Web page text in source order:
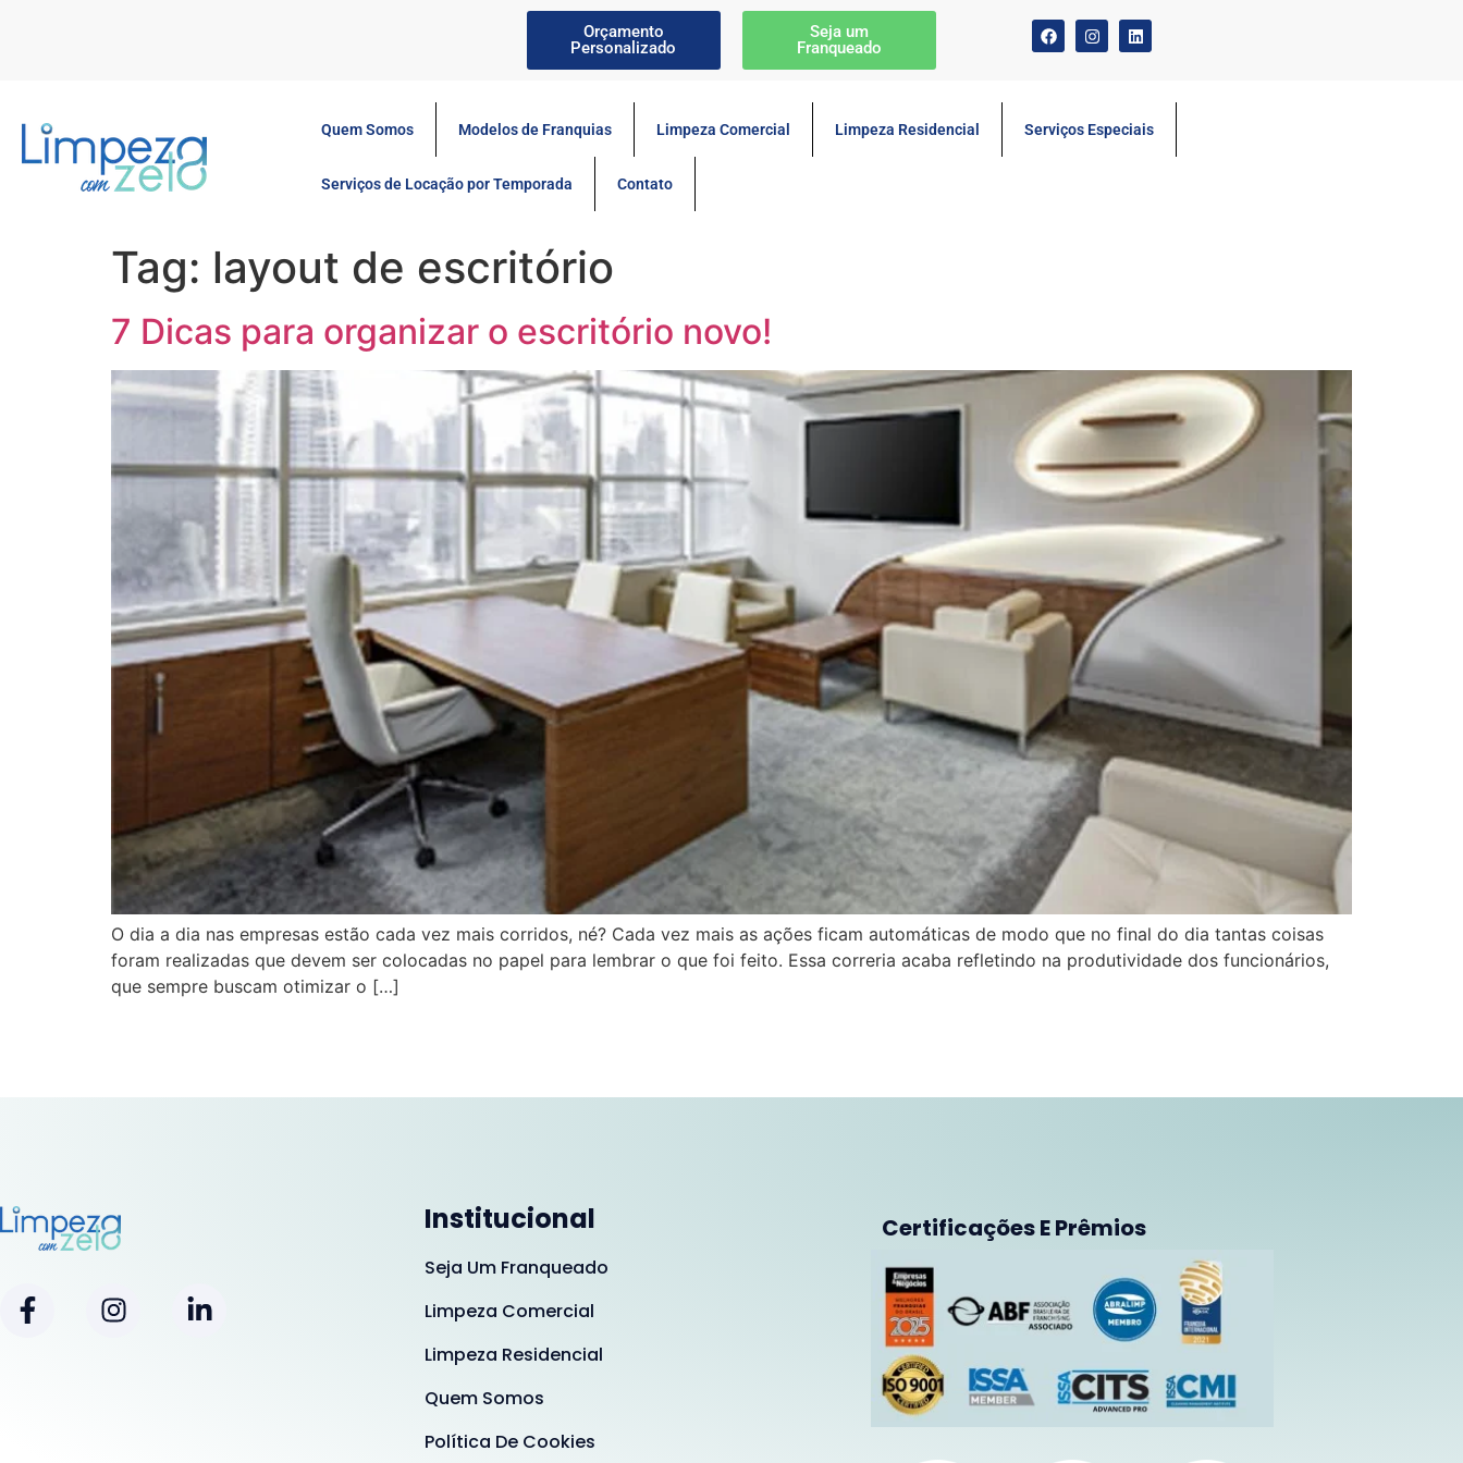
Orçamento
Personalizado
Seja um
Franqueado
Quem Somos Modelos de Franquias Limpeza Comercial Limpeza Residencial Serviços Especiais
Serviços de Locação por Temporada Contato
Tag: layout de escritório
7 Dicas para organizar o escritório novo!
O dia a dia nas empresas estão cada vez mais corridos, né? Cada vez mais as ações ficam automáticas de modo que no final do dia tantas coisas
foram realizadas que devem ser colocadas no papel para lembrar o que foi feito. Essa correria acaba refletindo na produtividade dos funcionários,
que sempre buscam otimizar o […]
Institucional
Seja Um Franqueado
Limpeza Comercial
Limpeza Residencial
Quem Somos
Política De Cookies
Certificações E Prêmios